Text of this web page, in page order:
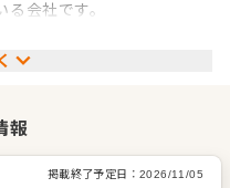
会社です。
わせた多様な施設を運営し
のニーズに寄り添ったリゾ
報
掲載終了予定日： 2026/11/05